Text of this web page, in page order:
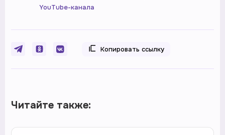
YouTube-канала
Копировать ссылку
Читайте также: